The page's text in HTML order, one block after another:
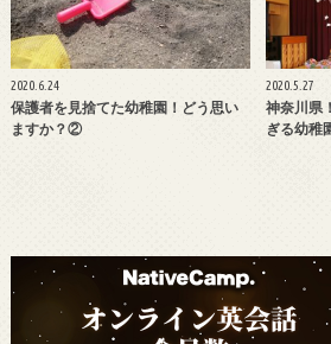
2020.6.24
保護者を見捨てた幼稚園！どう思い
ますか？②
2020.5.27
神奈川県
ぎる幼稚